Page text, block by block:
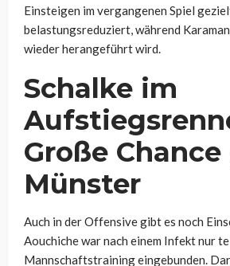
Einsteigen im vergangenen Spiel
belastungsreduziert, während
wieder herangeführt wird.
Schalke im
Große
Münster
Auch in der Offensive gibt es noch
Aouchiche war nach einem Infekt nur
Mannschaftstraining eingebunden.